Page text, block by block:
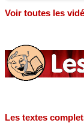
Voir toutes les
Les textes